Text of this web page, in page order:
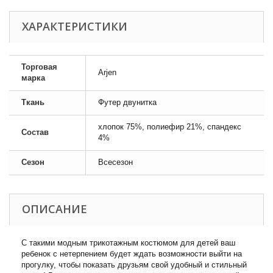
ХАРАКТЕРИСТИКИ
Торговая
марка
Arjen
Ткань Футер двунитка
Состав
хлопок 75%, полиефир 21%, спандекс
4%
Сезон Всесезон
ОПИСАНИЕ
С такими модным трикотажным костюмом для детей ваш
ребенок с нетерпением будет ждать возможности выйти на
прогулку, чтобы показать друзьям свой удобный и стильный